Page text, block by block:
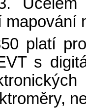
mapování
platí
s